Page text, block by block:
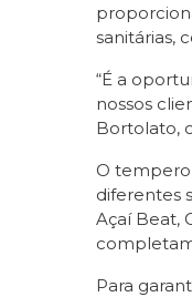
sanitárias,
“É a
nossos
Bortolato,
O tempero
diferentes
Açaí Beat,
Para